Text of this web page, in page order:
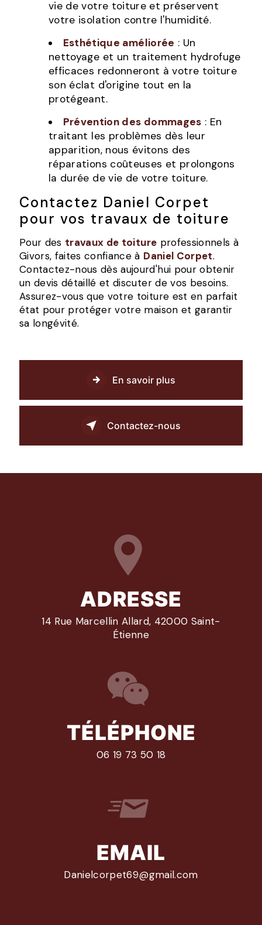
vie de votre toiture et préservent
votre isolation contre l'humidité.
Esthétique améliorée : Un
nettoyage et un traitement hydrofuge
efficaces redonneront à votre toiture
son éclat d'origine tout en la
protégeant.
Prévention des dommages : En
traitant les problèmes dès leur
apparition, nous évitons des
réparations coûteuses et prolongons
la durée de vie de votre toiture.
Contactez Daniel Corpet
pour vos travaux de toiture
Pour des travaux de toiture professionnels à
Givors, faites confiance à Daniel Corpet.
Contactez-nous dès aujourd'hui pour obtenir
un devis détaillé et discuter de vos besoins.
Assurez-vous que votre toiture est en parfait
état pour protéger votre maison et garantir
sa longévité.
En savoir plus
Contactez-nous
ADRESSE
14 Rue Marcellin Allard, 42000 Saint-
Étienne
TÉLÉPHONE
06 19 73 50 18
EMAIL
danielcorpet69@gmail.com